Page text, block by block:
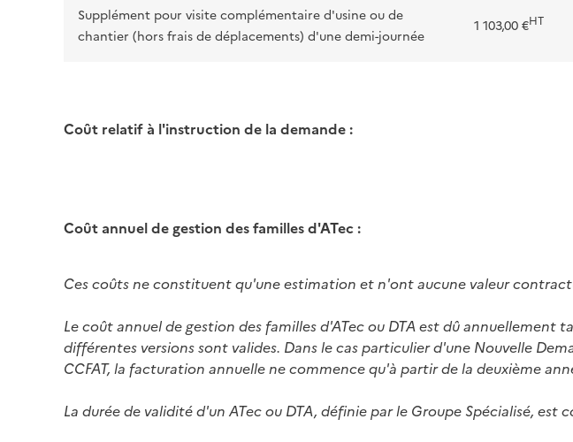
Supplément pour visite complémentaire d'usine ou de
chantier (hors frais de déplacements) d'une demi-journée
1 103,00 €HT
Coût relatif à l'instruction de la demande :
Coût annuel de gestion des familles d'ATec :
Ces coûts ne constituent qu'une estimation et n'ont aucune valeur
Le coût annuel de gestion des familles d'ATec ou DTA est dû annuellement
différentes versions sont valides. Dans le cas particulier d'une Nouvelle
CCFAT, la facturation annuelle ne commence qu'à partir de la deuxième
La durée de validité d'un ATec ou DTA, définie par le Groupe Spécialisé, est